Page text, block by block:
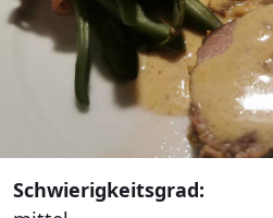
Schwierigkeitsgrad: